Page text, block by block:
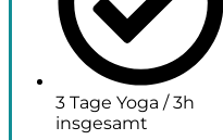
3 Tage Yoga / 3h
insgesamt